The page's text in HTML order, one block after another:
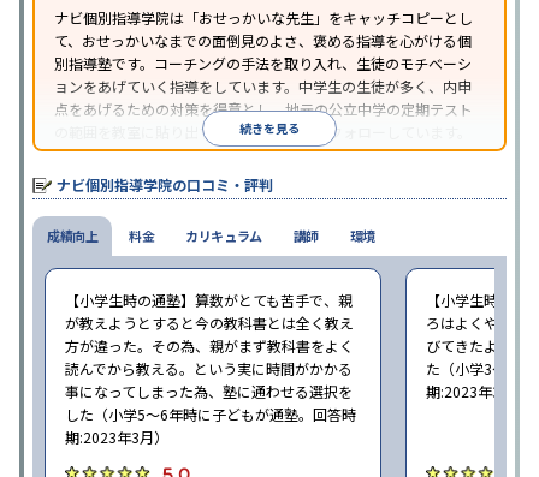
ナビ個別指導学院は「おせっかいな先生」をキャッチコピーとし
て、おせっかいなまでの面倒見のよさ、褒める指導を心がける個
別指導塾です。コーチングの手法を取り入れ、生徒のモチベーシ
ョンをあげていく指導をしています。中学生の生徒が多く、内申
点をあげるための対策を得意とし、地元の公立中学の定期テスト
の範囲を教室に貼り出すなど手厚く学習をフォローしています。
オリジナルテキストを使用しており、特に英語は各教科書に合わ
せたテキストを使った「先取り学習」で理解度を深められます。
続きを見る
ナビ個別指導学院の口コミ・評判
成績向上
【小学生時の通塾】算数がとても苦手で、親
が教えようとすると今の教科書とは全く教え
方が違った。その為、親がまず教科書をよく
読んでから教える。という実に時間がかかる
事になってしまった為、塾に通わせる選択を
した（小学5〜6年時に子どもが通塾。回答時
期:2023年3月）
【小学生時の通
ろはよくやり方
びてきたようで
た（小学3〜6年
期:2023年3月）
料金 カリキュラム 講師 環境